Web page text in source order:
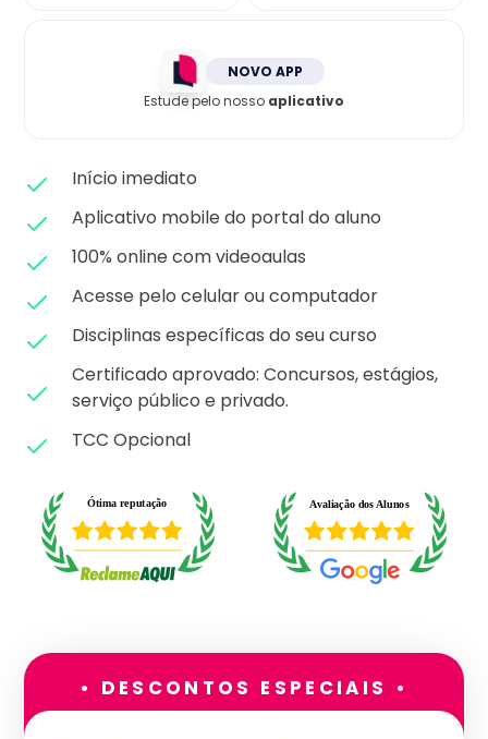
NOVO APP
Estude pelo nosso aplicativo
Início imediato
Aplicativo mobile do portal do aluno
100% online com videoaulas
Acesse pelo celular ou computador
Disciplinas específicas do seu curso
Certificado aprovado: Concursos, estágios,
serviço público e privado.
TCC Opcional
• DESCONTOS ESPECIAIS •